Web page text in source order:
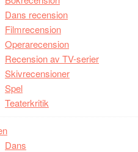
Dans recension
Filmrecension
Operarecension
Recension av TV-serier
Skivrecensioner
Spel
Teaterkritik
Dans